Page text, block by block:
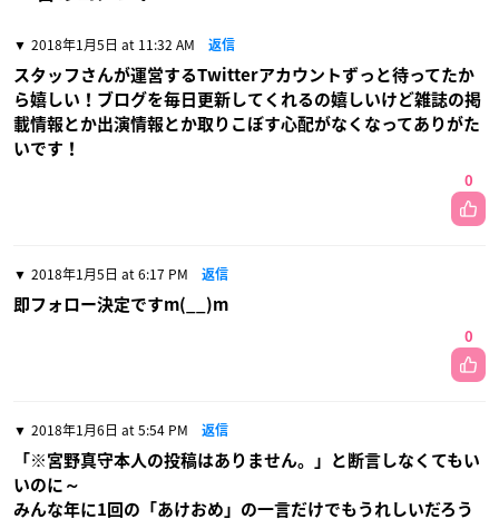
2018年1月5日 at 11:32 AM 返信
スタッフさんが運営するTwitterアカウントずっと待ってたか
ら嬉しい！ブログを毎日更新してくれるの嬉しいけど雑誌の掲
載情報とか出演情報とか取りこぼす心配がなくなってありがた
いです！
0
2018年1月5日 at 6:17 PM 返信
即フォロー決定ですm(__)m
0
2018年1月6日 at 5:54 PM 返信
「※宮野真守本人の投稿はありません。」と断言しなくてもい
いのに～
みんな年に1回の「あけおめ」の一言だけでもうれしいだろう